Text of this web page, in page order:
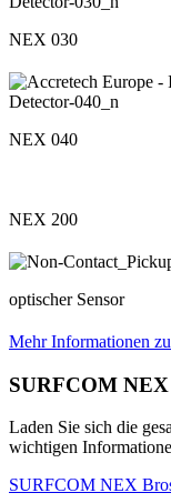
NEX 030
NEX 040
NEX 200
optischer Sensor
Mehr Informationen
SURFCOM
Laden Sie sich die
wichtigen
SURFCOM NEX